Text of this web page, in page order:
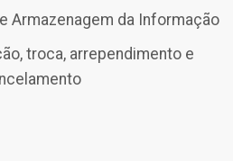
Armazenagem da Informação
troca, arrependimento e